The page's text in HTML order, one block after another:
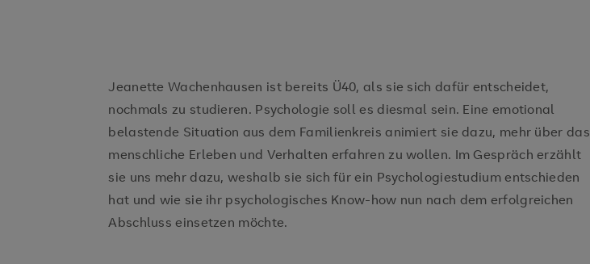
Jeanette Wachenhausen ist bereits Ü40, als sie sich dafür entscheidet,
nochmals zu studieren. Psychologie soll es diesmal sein. Eine emotional
belastende Situation aus dem Familienkreis animiert sie dazu, mehr über das
menschliche Erleben und Verhalten erfahren zu wollen. Im Gespräch erzählt
sie uns mehr dazu, weshalb sie sich für ein Psychologiestudium entschieden
hat und wie sie ihr psychologisches Know-how nun nach dem erfolgreichen
Abschluss einsetzen möchte.